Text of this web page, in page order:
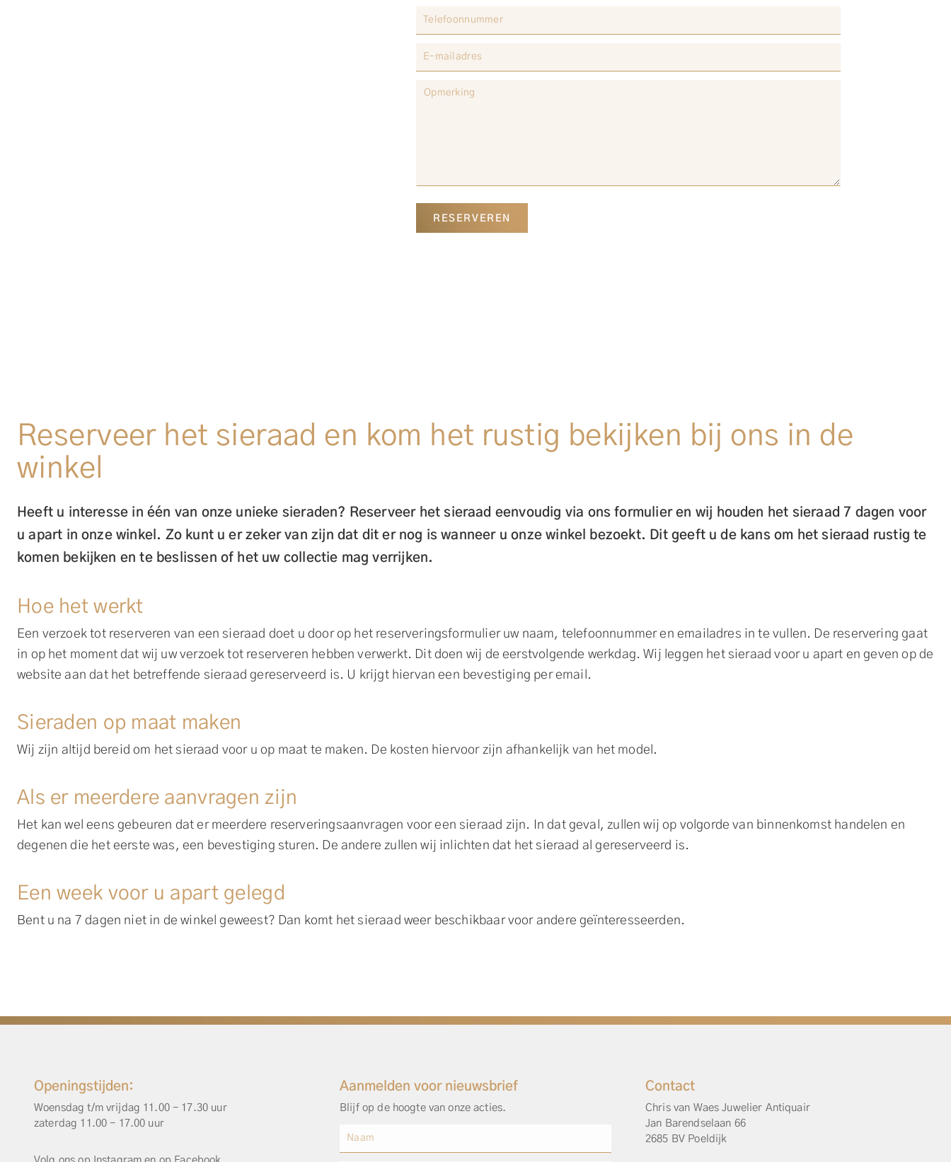
RESERVEREN
Reserveer het sieraad en kom het rustig bekijken bij ons in de
winkel
Heeft u interesse in één van onze unieke sieraden? Reserveer het sieraad eenvoudig via ons formulier en wij houden het sieraad 7 dagen voor
u apart in onze winkel. Zo kunt u er zeker van zijn dat dit er nog is wanneer u onze winkel bezoekt. Dit geeft u de kans om het sieraad rustig te
komen bekijken en te beslissen of het uw collectie mag verrijken.
Hoe het werkt
Een verzoek tot reserveren van een sieraad doet u door op het reserveringsformulier uw naam, telefoonnummer en emailadres in te vullen. De reservering gaat
in op het moment dat wij uw verzoek tot reserveren hebben verwerkt. Dit doen wij de eerstvolgende werkdag. Wij leggen het sieraad voor u apart en geven op de
website aan dat het betreffende sieraad gereserveerd is. U krijgt hiervan een bevestiging per email.
Sieraden op maat maken
Wij zijn altijd bereid om het sieraad voor u op maat te maken. De kosten hiervoor zijn afhankelijk van het model.
Als er meerdere aanvragen zijn
Het kan wel eens gebeuren dat er meerdere reserveringsaanvragen voor een sieraad zijn. In dat geval, zullen wij op volgorde van binnenkomst handelen en
degenen die het eerste was, een bevestiging sturen. De andere zullen wij inlichten dat het sieraad al gereserveerd is.
Een week voor u apart gelegd
Bent u na 7 dagen niet in de winkel geweest? Dan komt het sieraad weer beschikbaar voor andere geïnteresseerden.
Openingstijden:
Woensdag t/m vrijdag 11.00 - 17.30 uur
zaterdag 11.00 - 17.00 uur
Aanmelden voor nieuwsbrief
Blijf op de hoogte van onze acties.
Contact
Chris van Waes Juwelier Antiquair
Jan Barendselaan 66
2685 BV Poeldijk